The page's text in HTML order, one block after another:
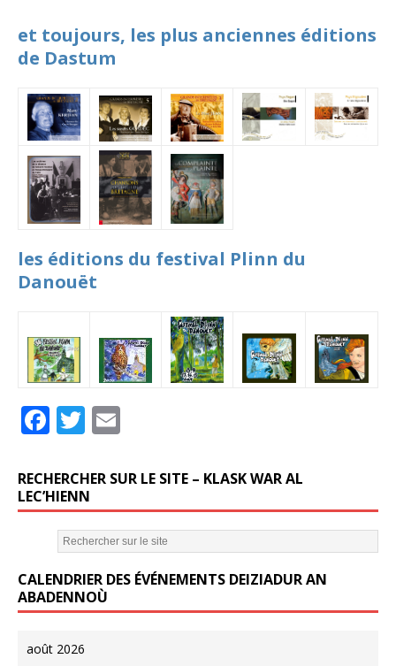
et toujours, les plus anciennes éditions
de Dastum
les éditions du festival Plinn du
Danouët
F
c
e
b
o
o
k
T
it
te
r
ai
l
RECHERCHER SUR LE SITE – KLASK WAR AL
LEC’HIENN
CALENDRIER DES ÉVÉNEMENTS DEIZIADUR AN
ABADENNOÙ
août 2026